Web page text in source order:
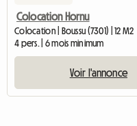
Colocation Hornu
Colocation | Boussu (7301) | 12 M2
4 pers. | 6 mois minimum
Voir l'annonce